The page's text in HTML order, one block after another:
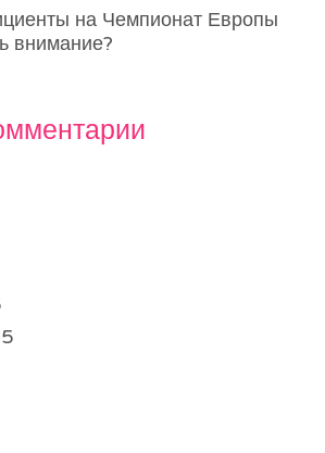
на Чемпионат Европы
внимание?